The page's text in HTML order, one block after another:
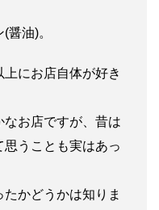
醤油)。
にお店自体が好き
お店ですが、昔は
うことも実はあっ
かどうかは知りま